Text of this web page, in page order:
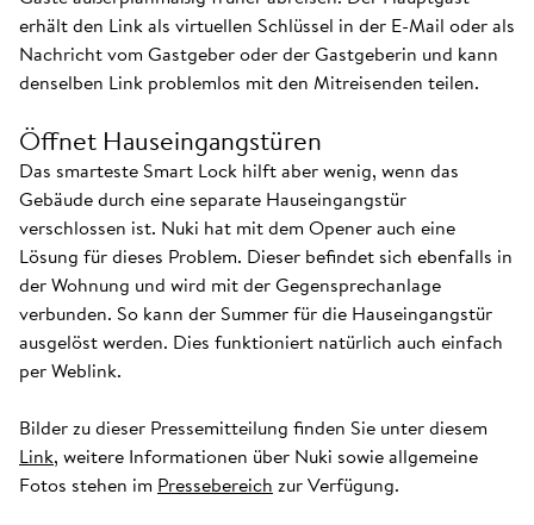
erhält den Link als virtuellen Schlüssel in der E-Mail oder als
Nachricht vom Gastgeber oder der Gastgeberin und kann
denselben Link problemlos mit den Mitreisenden teilen.
Öffnet Hauseingangstüren
Das smarteste Smart Lock hilft aber wenig, wenn das
Gebäude durch eine separate Hauseingangstür
verschlossen ist. Nuki hat mit dem Opener auch eine
Lösung für dieses Problem. Dieser befindet sich ebenfalls in
der Wohnung und wird mit der Gegensprechanlage
verbunden. So kann der Summer für die Hauseingangstür
ausgelöst werden. Dies funktioniert natürlich auch einfach
per Weblink.
Bilder zu dieser Pressemitteilung finden Sie unter diesem
Link, weitere Informationen über Nuki sowie allgemeine
Fotos stehen im Pressebereich zur Verfügung.